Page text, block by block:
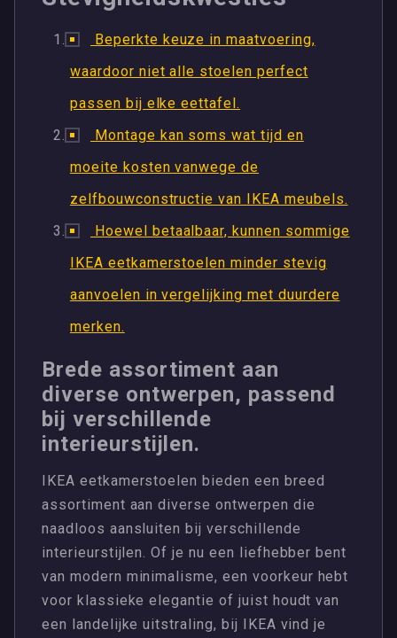
Beperkte keuze in maatvoering,
waardoor niet alle stoelen perfect
passen bij elke eettafel.
Montage kan soms wat tijd en
moeite kosten vanwege de
zelfbouwconstructie van IKEA meubels.
Hoewel betaalbaar, kunnen sommige
IKEA eetkamerstoelen minder stevig
aanvoelen in vergelijking met duurdere
merken.
Brede assortiment aan
diverse ontwerpen, passend
bij verschillende
interieurstijlen.
IKEA eetkamerstoelen bieden een breed
assortiment aan diverse ontwerpen die
naadloos aansluiten bij verschillende
interieurstijlen. Of je nu een liefhebber bent
van modern minimalisme, een voorkeur hebt
voor klassieke elegantie of juist houdt van
een landelijke uitstraling, bij IKEA vind je